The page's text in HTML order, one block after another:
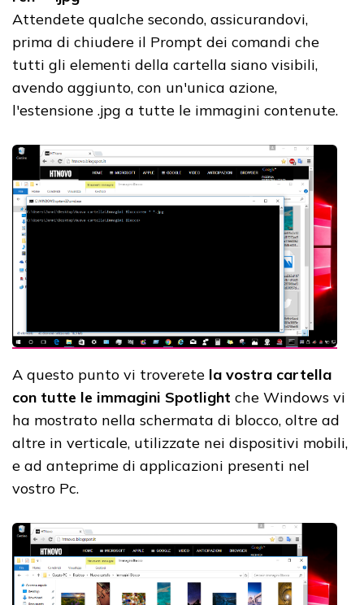
Attendete qualche secondo, assicurandovi,
prima di chiudere il Prompt dei comandi che
tutti gli elementi della cartella siano visibili,
avendo aggiunto, con un'unica azione,
l'estensione .jpg a tutte le immagini contenute.
A questo punto vi troverete la vostra cartella
con tutte le immagini Spotlight che Windows vi
ha mostrato nella schermata di blocco, oltre ad
altre in verticale, utilizzate nei dispositivi mobili,
e ad anteprime di applicazioni presenti nel
vostro Pc.